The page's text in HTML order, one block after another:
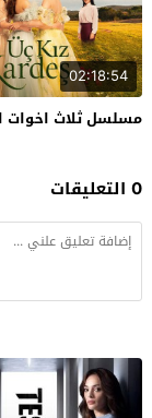
02:18:54
مسلسل ثلاث اخوات
0 التعليقات